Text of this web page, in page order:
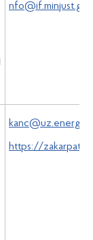
https://